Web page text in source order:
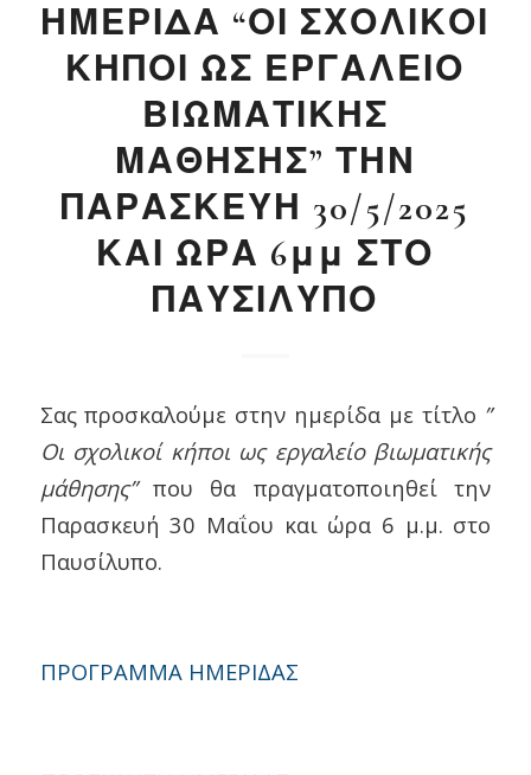
ΗΜΕΡΙΔΑ “ΟΙ ΣΧΟΛΙΚΟΙ
ΚΗΠΟΙ ΩΣ ΕΡΓΑΛΕΙΟ
ΒΙΩΜΑΤΙΚΗΣ
ΜΑΘΗΣΗΣ” ΤΗΝ
ΠΑΡΑΣΚΕΥΗ 30/5/2025
ΚΑΙ ΩΡΑ 6μμ ΣΤΟ
ΠΑΥΣΙΛΥΠΟ
Σας προσκαλούμε στην ημερίδα με τίτλο ”
Οι σχολικοί κήποι ως εργαλείο βιωματικής
μάθησης”που θα πραγματοποιηθεί την
Παρασκευή 30 Μαΐου και ώρα 6 μ.μ. στο
Παυσίλυπο.
ΠΡΟΓΡΑΜΜΑ ΗΜΕΡΙΔΑΣ